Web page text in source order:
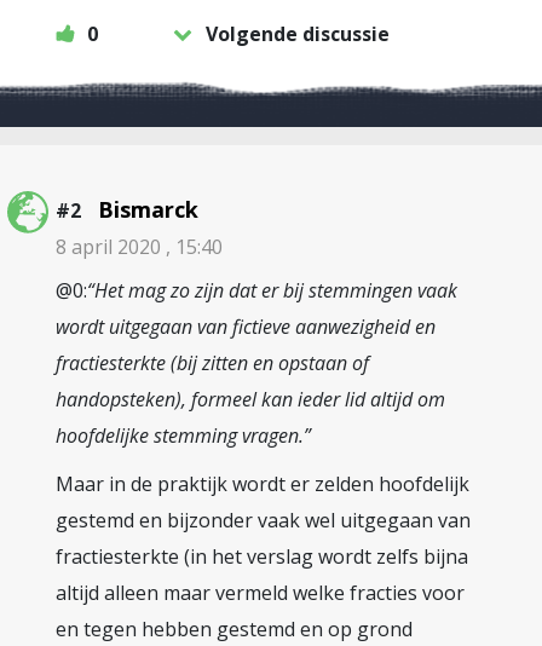
0 Volgende discussie
#2 Bismarck
8 april 2020 , 15:40
@0:“Het mag zo zijn dat er bij stemmingen vaak
wordt uitgegaan van fictieve aanwezigheid en
fractiesterkte (bij zitten en opstaan of
handopsteken), formeel kan ieder lid altijd om
hoofdelijke stemming vragen.”
Maar in de praktijk wordt er zelden hoofdelijk
gestemd en bijzonder vaak wel uitgegaan van
fractiesterkte (in het verslag wordt zelfs bijna
altijd alleen maar vermeld welke fracties voor
en tegen hebben gestemd en op grond